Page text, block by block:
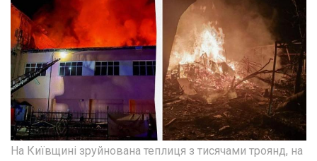
На Київщині зруйнована теплиця з тисячами троянд, на